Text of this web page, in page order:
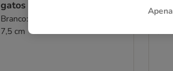
gatos e cães
Branco: C 50 cm x L 42 cm x A
7,5 cm
cm